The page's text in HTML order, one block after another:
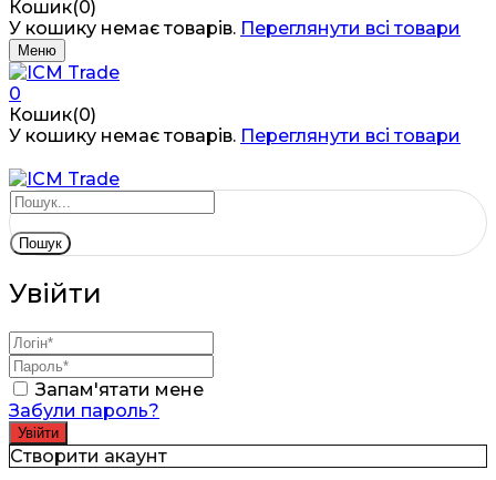
Кошик(0)
У кошику немає товарів. Переглянути всі товари
Меню
0
Кошик(0)
У кошику немає товарів. Переглянути всі товари
Пошук
Увійти
Запам'ятати мене
Забули пароль?
Створити акаунт